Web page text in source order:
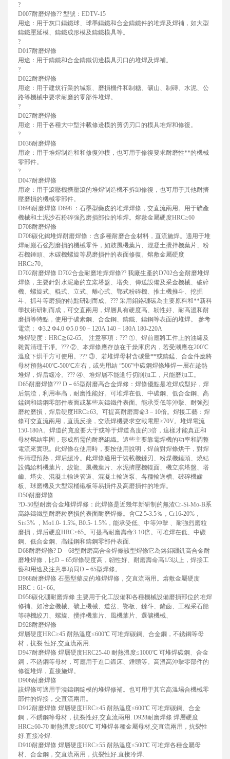
?
D007耐磨焊條?? 型號：EDTV-15
用途：用于灰口鑄鐵球、球墨鑄鐵和合金鑄鐵件的堆焊及焊補，如大型
鑄鐵壓延模、鑄鐵成形模及鑄鐵模具等。
?
D017耐磨焊條
用途：用于鑄鐵和合金鑄鐵切邊模具刃口的堆焊及焊補。
?
D022耐磨焊條
用途：用于建筑行業的堿泵、磨損機件和制糖、礦山、制磚、水泥、公
路等機械中要求耐磨的零部件堆焊。
?
D027耐磨焊條
用途：用于各種大中型沖載修邊模的剪切刃口的模具堆焊和修復。
?
D036耐磨焊條
用途：用于堆焊制造和和修復沖模，也可用于修復要求耐磨性**的機械
零部件。
?
D047耐磨焊條
用途：用于滾壓機擠壓滾的堆焊制造機不拆卸修復，也可用于其他耐擠
壓磨損的機械零部件。
D698耐磨焊條 D698 ：石墨型藥皮的堆焊焊條，交直流兩用。用于礦產
機械和土泥沙石粉碎強烈磨損部位的堆焊。熔敷金屬硬度HRC≥60
D708耐磨焊條
D708碳化鎢堆焊耐磨焊條：含多種耐磨合金材料，直流施焊。適用于堆
焊耐巖石強烈磨損的機械零件，如鼓風機葉片、混凝土攪拌機葉片、粉
石機錘頭、木碳機螺旋等易磨損件的表面修復。熔敷金屬硬度
HRC≥70。
D702耐磨焊條 D702合金耐磨堆焊焊條?? 我廠生產的D702合金耐磨堆焊
焊條，主要針對水泥廠的立窯塔盤、塔尖、傳送設備及采金機械、破碎
機、螺旋式、輥式、立式、離心式、鄂式粉碎機、推土機推斗、挖掘
斗、抓斗等磨損的特點研制而成。??? 采用鉬鉻硼碳為主要原料和**新科
學技術研制而成，可交直兩用，焊層具有硬度高、韌性好、耐高溫和耐
磨損等特點，使用于碳素鋼、合金鋼、鑄鐵、鑄鋼等表面的堆焊。 參考
電流： Φ3.2 Φ4.0 Φ5.0 90－120A 140－180A 180-220A
堆焊硬度：HRC≧62-65。 注意事項：??? ①、焊前應將工件上的油繡及
雜質清理干凈。??? ②、本焊條應存放在干燥庫房內，若受潮應在200℃
溫度下烘干方可使用。??? ③、若堆焊母材含碳量**或鑄錳、合金件應將
母材預熱400℃-500℃左右，或先用結 “506”中碳鋼焊條堆焊一層在趁熱
堆焊，焊后緩冷。??? ④、堆焊層不能進行切削加工，只能磨加工。
D65耐磨焊條??? D－65型耐磨高合金焊條：焊條優點是堆焊成型好，焊
后無渣，利用率高，耐磨性能好。可堆焊在低、中碳鋼、低合金鋼、高
錳鋼和鑄鋼零部件表面或某些灰鑄鐵件表面。能承受低等沖擊、耐強烈
磨粒磨損，焊后硬度HRC≥63。可提高耐磨壽命3－10倍。焊接工藝：焊
條可交直流兩用，直流反接，交流焊機要求空載電壓≥70V。堆焊電流
150-180A。焊道的寬度要大于或等于焊道高度的3倍，這樣才能真正和
母材熔結牢固，形成所需的耐磨組織。這些主要靠電焊機的功率和調整
電流來實現。此焊條在使用時，要按使用說明，焊前對焊條烘干，對焊
件清理預熱，焊后緩冷。此焊條適用于裝載機鏟刃、粉煤機錘頭、燒結
設備給料機葉片、絞龍、風機葉片、水泥擠壓機輥面、機立窯塔盤、塔
齒、塔尖、混凝土輸送管道、混凝土輸送泵、各種輸送槽、破碎機齒
板、球磨機及大型滾桶襯板等易損件及高磨損件的堆焊。
D50耐磨焊條
?D-50型耐磨合金堆焊焊條：此焊條是近幾年新研制的無渣Cr-Si-Mo-B系
高絡鑄鐵型耐磨粒磨損的表面耐磨焊條。含C2.5-3.5％，Cr16-20%，
Si≤3% ，Mo1.0- 1.5%, B0.5- 1.5%，能承受低、中等沖擊 、耐強烈磨粒
磨損，焊后硬度HRC≥65。可提高耐磨壽命3-10倍。可堆焊在低、中碳
鋼、低合金鋼、高錳鋼和鑄鋼零部件表面.
D68耐磨焊條? D－68型耐磨高合金焊條該型焊條它為鉻鉬硼釩高合金耐
磨堆焊條，比D－65焊條硬度高，韌性好、耐磨壽命高1/3以上，焊接工
藝和用途及注意事項同D－65型焊條。
D968耐磨焊條 石墨型藥皮的堆焊焊條，交直流兩用。熔敷金屬硬度
HRC：61~66。
D958碳化硼耐磨焊條 主要用于化工設備和各種機械設備磨損部位的堆焊
修補。如冶金機械、礦上機械、道岔、鄂板、鏟斗、鏟齒、工程采石船
等磚機絞刀、螺旋、攪拌機葉片、風機葉片、選礦機械、
D928耐磨焊條
焊層硬度HRC≥45 耐熱溫度≤600℃ 可堆焊碳鋼、合金鋼，不銹鋼等母
材，抗裂 性好,交直流兩用.
D947耐磨焊條 焊層硬度HRC25-40 耐熱溫度≤1000℃ 可堆焊碳鋼、合金
鋼，不銹鋼等母材，可應用于進口鍛床、錘頭等。高溫高沖擊零部件的
修復堆焊，直接施焊。
D906耐磨焊條
該焊條可適用于澆鑄鋼錠模的堆焊修補。也可用于其它高溫場合機械零
部件的焊接，交直流兩用。
D912耐磨焊條 焊層硬度HRC≥45 耐熱溫度≤600℃ 可堆焊碳鋼、合金
鋼，不銹鋼等母材，抗裂性好,交直流兩用. D928耐磨焊條 焊層硬度
HRC≥60-70 耐熱溫度≤800℃ 可堆焊各種金屬母材,交直流兩用，抗裂性
好.直接冷焊.
D910耐磨焊條 焊層硬度HRC≥55 耐熱溫度≤500℃ 可堆焊各種金屬母
材、合金鋼，交直流兩用，抗裂性好.直接冷焊.